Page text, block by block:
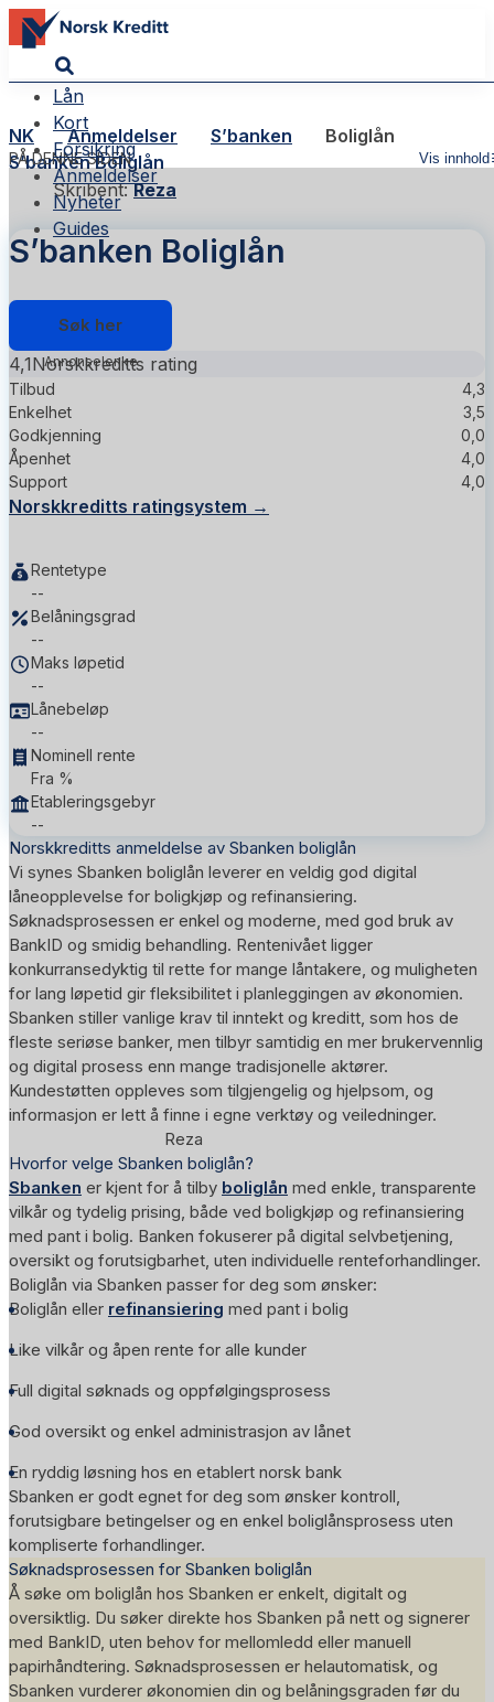
Lån
Kort
Forsikring
Anmeldelser
Nyheter
Guides
NK Anmeldelser S’banken Boliglån
PÅ DENNE SIDEN Vis innhold
S’banken Boliglån
Skribent:Reza
S’banken Boliglån
Søk her
4,1Norskkreditts rating
Tilbud
4,3
Enkelhet
3,5
Godkjenning
0,0
Åpenhet
4,0
Support
4,0
Norskkreditts ratingsystem →
Rentetype
--
Belåningsgrad
--
Maks løpetid
--
Lånebeløp
--
Nominell rente
Fra %
Etableringsgebyr
--
Norskkreditts anmeldelse av Sbanken boliglån
Vi synes Sbanken boliglån leverer en veldig god digital
låneopplevelse for boligkjøp og refinansiering.
Søknadsprosessen er enkel og moderne, med god bruk av
BankID og smidig behandling. Rentenivået ligger
konkurransedyktig til rette for mange låntakere, og muligheten
for lang løpetid gir fleksibilitet i planleggingen av økonomien.
Sbanken stiller vanlige krav til inntekt og kreditt, som hos de
fleste seriøse banker, men tilbyr samtidig en mer brukervennlig
og digital prosess enn mange tradisjonelle aktører.
Kundestøtten oppleves som tilgjengelig og hjelpsom, og
informasjon er lett å finne i egne verktøy og veiledninger.
Reza
Hvorfor velge Sbanken boliglån?
Sbanken er kjent for å tilby boliglån med enkle, transparente
vilkår og tydelig prising, både ved boligkjøp og refinansiering
med pant i bolig. Banken fokuserer på digital selvbetjening,
oversikt og forutsigbarhet, uten individuelle renteforhandlinger.
Boliglån via Sbanken passer for deg som ønsker:
Boliglån eller refinansiering med pant i bolig
Like vilkår og åpen rente for alle kunder
Full digital søknads og oppfølgingsprosess
God oversikt og enkel administrasjon av lånet
En ryddig løsning hos en etablert norsk bank
Sbanken er godt egnet for deg som ønsker kontroll,
forutsigbare betingelser og en enkel boliglånsprosess uten
kompliserte forhandlinger.
Søknadsprosessen for Sbanken boliglån
Å søke om boliglån hos Sbanken er enkelt, digitalt og
oversiktlig. Du søker direkte hos Sbanken på nett og signerer
med BankID, uten behov for mellomledd eller manuell
papirhåndtering. Søknadsprosessen er helautomatisk, og
Sbanken vurderer økonomien din og belåningsgraden før du